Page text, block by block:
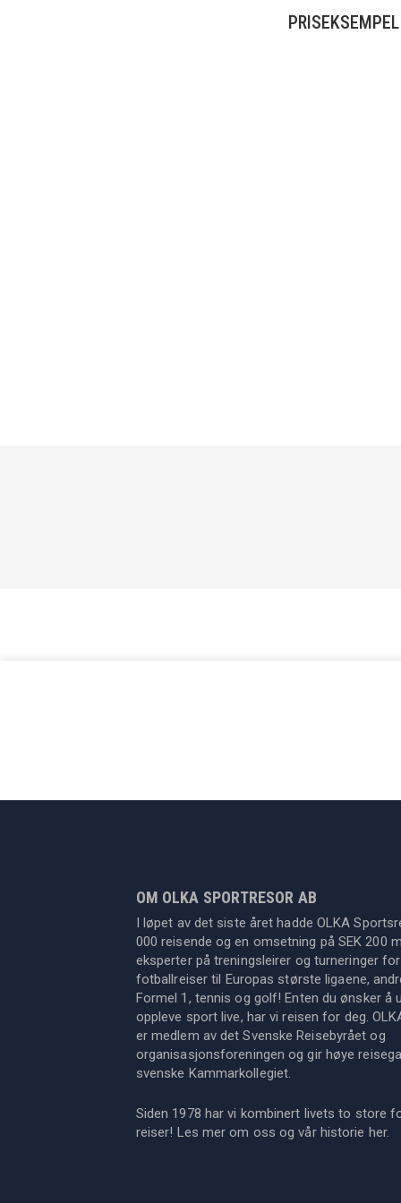
PRISEKSEMPEL
OM OLKA SPORTRESOR AB
I løpet av det siste året hadde OLKA
000 reisende og en omsetning på SEK 200
eksperter på treningsleirer og turneringer
fotballreiser til Europas største ligaene,
Formel 1, tennis og golf! Enten du ønsker å
oppleve sport live, har vi reisen for deg.
er medlem av det Svenske Reisebyrået og
organisasjonsforeningen og gir høye
svenske Kammarkollegiet.
Siden 1978 har vi kombinert livets to store
reiser! Les mer om oss og vår historie her.